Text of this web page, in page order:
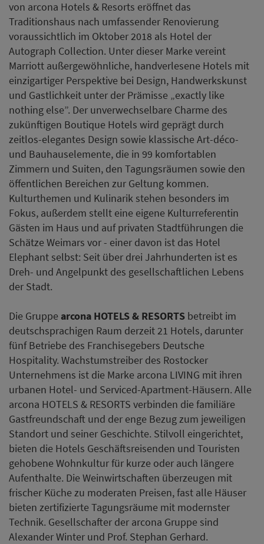
von arcona Hotels & Resorts eröffnet das
Traditionshaus nach umfassender Renovierung
voraussichtlich im Oktober 2018 als Hotel der
Autograph Collection. Unter dieser Marke vereint
Marriott außergewöhnliche, handverlesene Hotels mit
einzigartiger Perspektive bei Design, Handwerkskunst
und Gastlichkeit unter der Prämisse „exactly like
nothing else”. Der unverwechselbare Charme des
zukünftigen Boutique Hotels wird geprägt durch
zeitlos-elegantes Design sowie klassische Art-déco-
und Bauhauselemente, die in 99 komfortablen
Zimmern und Suiten, den Tagungsräumen sowie den
öffentlichen Bereichen zur Geltung kommen.
Kulturthemen und Kulinarik stehen besonders im
Fokus, außerdem stellt eine eigene Kulturreferentin
Gästen im Haus und auf privaten Stadtführungen die
Schätze Weimars vor - einer davon ist das Hotel
Elephant selbst: Seit über drei Jahrhunderten ist es
Dreh- und Angelpunkt des gesellschaftlichen Lebens
der Stadt.
Die Gruppe arcona HOTELS & RESORTS betreibt im
deutschsprachigen Raum derzeit 21 Hotels, darunter
fünf Betriebe des Franchisegebers Deutsche
Hospitality. Wachstumstreiber des Rostocker
Unternehmens ist die Marke arcona LIVING mit ihren
urbanen Hotel- und Serviced-Apartment-Häusern. Alle
arcona HOTELS & RESORTS verbinden die familiäre
Gastfreundschaft und der enge Bezug zum jeweiligen
Standort und seiner Geschichte. Stilvoll eingerichtet,
bieten die Hotels Geschäftsreisenden und Touristen
gehobene Wohnkultur für kurze oder auch längere
Aufenthalte. Die Weinwirtschaften überzeugen mit
frischer Küche zu moderaten Preisen, fast alle Häuser
bieten zertifizierte Tagungsräume mit modernster
Technik. Gesellschafter der arcona Gruppe sind
Alexander Winter und Prof. Stephan Gerhard.